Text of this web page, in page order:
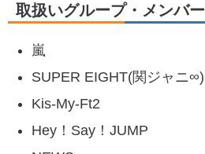
取扱いグループ・メンバー
嵐
SUPER EIGHT(関ジャニ∞)
Kis-My-Ft2
Hey！Say！JUMP